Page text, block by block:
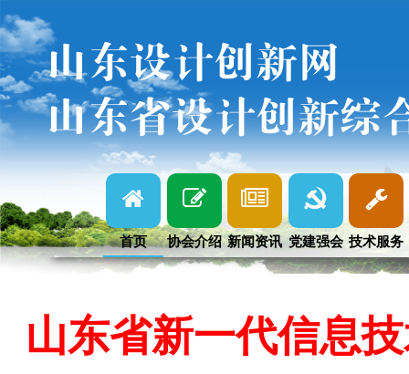
山东设计创新网
山东省设计创新综
首页 协会介绍 新闻资讯 党建强会 技术服务
山东省新一代信息